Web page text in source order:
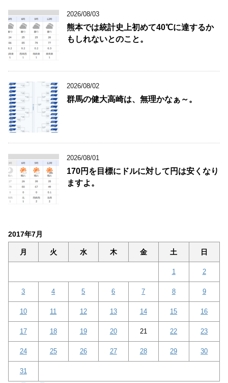
2026/08/03
熊本では統計史上初めて40℃に達するか
もしれないとのこと。
2026/08/02
群馬の健大高崎は、無理かなぁ～。
2026/08/01
170円を目標にドルに対して円は安くなり
ますよ。
2017年7月
月 火 水 木 金 土 日
1 2
3 4 5 6 7 8 9
10 11 12 13 14 15 16
17 18 19 20 21 22 23
24 25 26 27 28 29 30
31